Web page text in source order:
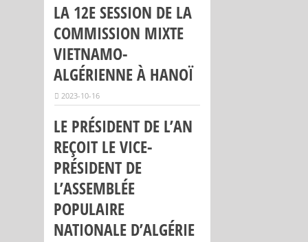
LA 12E SESSION DE LA
COMMISSION MIXTE
VIETNAMO-
ALGÉRIENNE À HANOÏ
2023-10-16
LE PRÉSIDENT DE L’AN
REÇOIT LE VICE-
PRÉSIDENT DE
L’ASSEMBLÉE
POPULAIRE
NATIONALE D’ALGÉRIE